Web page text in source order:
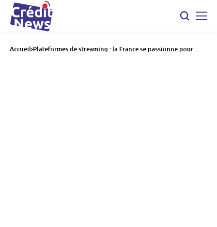
Accueil Plateformes de streaming : la France se passionne pour
l’abonnement, mais jusqu’où ira la vague